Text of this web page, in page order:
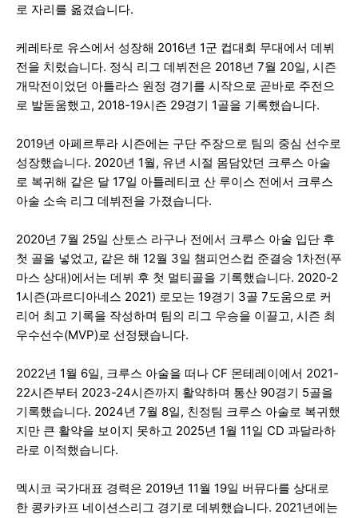
로 자리를 옮겼습니다.
케레타로 유스에서 성장해 2016년 1군 컵대회 무대에서 데뷔
전을 치렀습니다. 정식 리그 데뷔전은 2018년 7월 20일, 시즌
개막전이었던 아틀라스 원정 경기를 시작으로 곧바로 주전으
로 발돋움했고, 2018-19시즌 29경기 1골을 기록했습니다.
2019년 아페르투라 시즌에는 구단 주장으로 팀의 중심 선수로
성장했습니다. 2020년 1월, 유년 시절 몸담았던 크루스 아술
로 복귀해 같은 달 17일 아틀레티코 산 루이스 전에서 크루스
아술 소속 리그 데뷔전을 가졌습니다.
2020년 7월 25일 산토스 라구나 전에서 크루스 아술 입단 후
첫 골을 넣었고, 같은 해 12월 3일 챔피언스컵 준결승 1차전(푸
마스 상대)에서는 데뷔 후 첫 멀티골을 기록했습니다. 2020-2
1시즌(과르디아네스 2021) 로모는 19경기 3골 7도움으로 커
리어 최고 기록을 작성하며 팀의 리그 우승을 이끌고, 시즌 최
우수선수(MVP)로 선정됐습니다.
2022년 1월 6일, 크루스 아술을 떠나 CF 몬테레이에서 2021-
22시즌부터 2023-24시즌까지 활약하며 통산 90경기 5골을
기록했습니다. 2024년 7월 8일, 친정팀 크루스 아술로 복귀했
지만 큰 활약을 보이지 못하고 2025년 1월 11일 CD 과달라하
라로 이적했습니다.
멕시코 국가대표 경력은 2019년 11월 19일 버뮤다를 상대로
한 콩카카프 네이션스리그 경기로 데뷔했습니다. 2021년에는